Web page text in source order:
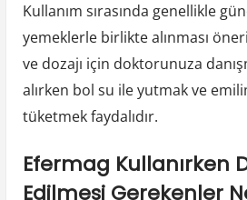
Kullanım sırasında genellikle
yemeklerle birlikte alınması
ve dozajı için doktorunuza
alırken bol su ile yutmak ve
tüketmek faydalıdır.
Efermag Kullanırken
Edilmesi Gerekenler